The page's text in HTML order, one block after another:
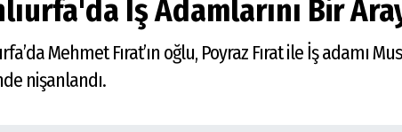
İş Adamlarını Bir
Mehmet Fırat’ın oğlu, Poyraz Fırat ile İş adamı
nişanlandı.